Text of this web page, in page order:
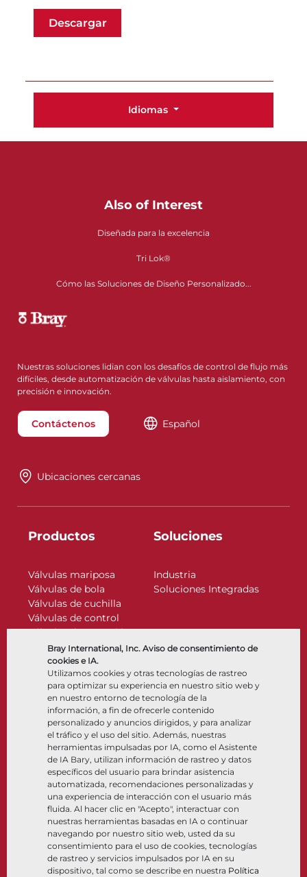
Bray International, Inc. Aviso de consentimiento de
cookies e IA.
Utilizamos cookies y otras tecnologías de rastreo
para optimizar su experiencia en nuestro sitio web y
en nuestro entorno de tecnología de la
información, a fin de ofrecerle contenido
personalizado y anuncios dirigidos, y para analizar
el tráfico y el uso del sitio. Además, nuestras
herramientas impulsadas por IA, como el Asistente
de IA Bary, utilizan información de rastreo y datos
específicos del usuario para brindar asistencia
automatizada, recomendaciones personalizadas y
una experiencia de interacción con el usuario más
fluida. Al hacer clic en "Acepto", interactuar con
nuestras herramientas basadas en IA o continuar
navegando por nuestro sitio web, usted da su
consentimiento para el uso de cookies, tecnologías
de rastreo y servicios impulsados por IA en su
dispositivo, tal como se describe en nuestra Política
Descargar
Idiomas
Also of Interest
Diseñada para la excelencia
Tri Lok®
Cómo las Soluciones de Diseño Personalizado...
Nuestras soluciones lidian con los desafíos de control de flujo más
difíciles, desde automatización de válvulas hasta aislamiento, con
precisión e innovación.
Contáctenos Español
Ubicaciones cercanas
Productos
Válvulas mariposa
Válvulas de bola
Válvulas de cuchilla
Válvulas de control
Válvulas de retención
Actuadores
Accesorios de control
Criogénico
Soluciones
Industria
Soluciones Integradas
Compañía
Nosotros
Ubicaciones
Asociación
Sostenibilidad
Portal del cliente
Recursos
Documentos
Centro de información
Software
Selección de materiales
Síganos LinkedIn